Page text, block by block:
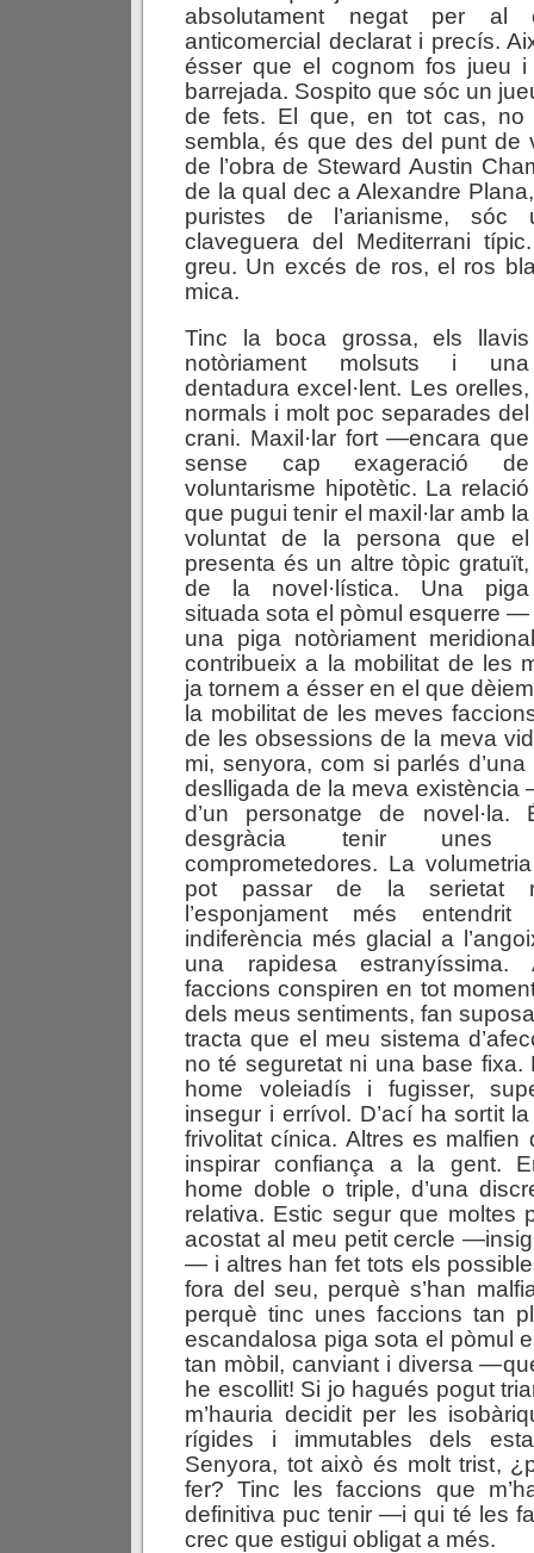
absolutament negat per al
anticomercial declarat i precís.
ésser que el cognom fos jueu
barrejada. Sospito que sóc un
de fets. El que, en tot cas, no
sembla, és que des del punt de
de l’obra de Steward Austin
de la qual dec a Alexandre
puristes de l’arianisme,
claveguera del Mediterrani
greu. Un excés de ros, el ros
mica.
Tinc la boca grossa, els llavis
notòriament molsuts i una
dentadura excel·lent. Les orelles,
normals i molt poc separades del
crani. Maxil·lar fort —encara que
sense cap exageració de
voluntarisme hipotètic. La relació
que pugui tenir el maxil·lar amb la
voluntat de la persona que el
presenta és un altre tòpic gratuït,
de la novel·lística. Una piga
situada sota el pòmul esquerre —
una piga notòriament
contribueix a la mobilitat de les
ja tornem a ésser en el que
la mobilitat de les meves
de les obsessions de la meva
mi, senyora, com si parlés
deslligada de la meva existència
d’un personatge de novel·la.
desgràcia tenir unes
comprometedores. La
pot passar de la serietat
l’esponjament més
indiferència més glacial a
una rapidesa
faccions conspiren en tot
dels meus sentiments, fan
tracta que el meu sistema
no té seguretat ni una base fixa.
home voleiadís i fugisser,
insegur i errívol. D’ací ha sortit
frivolitat cínica. Altres es malfien
inspirar confiança a la gent.
home doble o triple, d’una
relativa. Estic segur que moltes
acostat al meu petit cercle
— i altres han fet tots els
fora del seu, perquè s’han
perquè tinc unes faccions tan
escandalosa piga sota el pòmul
tan mòbil, canviant i diversa
he escollit! Si jo hagués pogut
m’hauria decidit per les
rígides i immutables dels
Senyora, tot això és molt trist,
fer? Tinc les faccions que
definitiva puc tenir —i qui té les
crec que estigui obligat a més.